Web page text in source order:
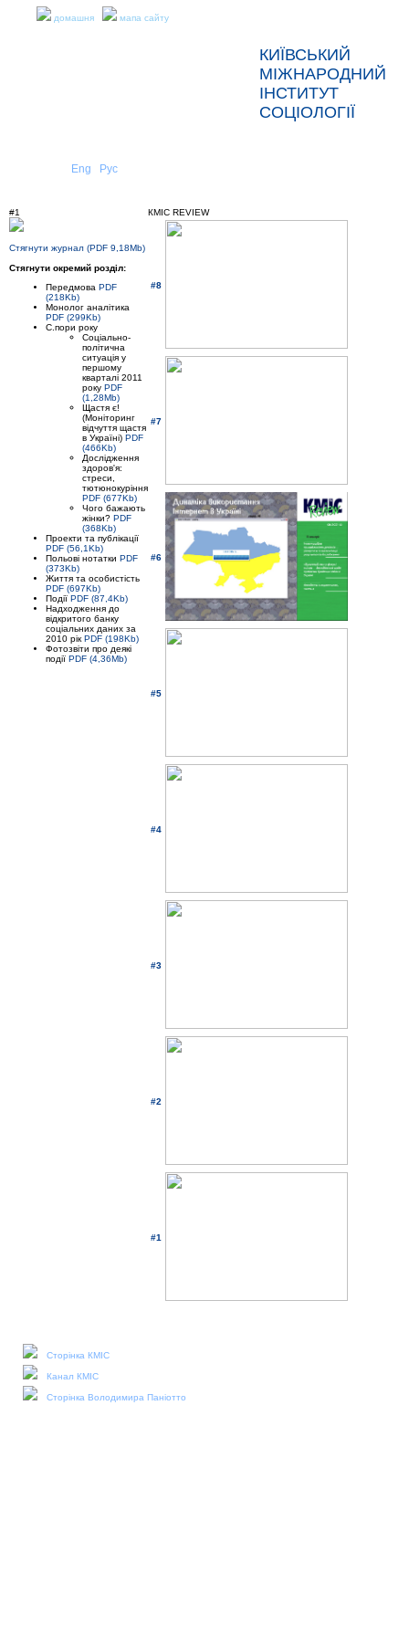
домашня мапа сайту
КИЇВСЬКИЙ
МІЖНАРОДНИЙ
ІНСТИТУТ
СОЦІОЛОГІЇ
Eng Рус
#1
Стягнути журнал (PDF 9,18Mb)
Стягнути окремий розділ:
Передмова PDF
(218Kb)
Монолог аналітика
PDF (299Kb)
С.пори року
Соціально-
політична
ситуація у
першому
кварталі 2011
року PDF
(1,28Mb)
Щастя є!
(Моніторинг
відчуття щастя
в Україні) PDF
(466Kb)
Дослідження
здоров'я:
стреси,
тютюнокуріння
PDF (677Kb)
Чого бажають
жінки? PDF
(368Kb)
Проекти та публікації
PDF (56,1Kb)
Польові нотатки PDF
(373Kb)
Життя та особистість
PDF (697Kb)
Події PDF (87,4Kb)
Надходження до
відкритого банку
соціальних даних за
2010 рік PDF (198Kb)
Фотозвіти про деякі
події PDF (4,36Mb)
КМІС REVIEW
#8
#7
#6
#5
#4
#3
#2
#1
Сторінка КМІС
Канал КМІС
Сторінка Володимира Паніотто